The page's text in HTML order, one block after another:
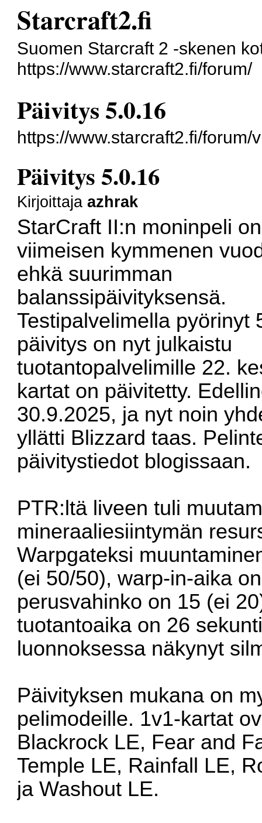
Starcraft2.fi
Suomen Starcraft 2 -skenen
https://www.starcraft2.fi/forum/
Päivitys 5.0.16
https://www.starcraft2.fi/
Päivitys 5.0.16
Kirjoittajaazhrak
StarCraft II:n moninpeli
viimeisen kymmenen
ehkä suurimman
balanssipäivityksensä.
Testipalvelimella pyörinyt
päivitys on nyt julkaistu
tuotantopalvelimille 22.
kartat on päivitetty.
30.9.2025, ja nyt noin
yllätti Blizzard taas.
päivitystiedot blogissaan.
PTR:ltä liveen tuli
mineraaliesiintymän
Warpgateksi
(ei 50/50), warp-in-aika
perusvahinko on 15 (ei
tuotantoaika on 26
luonnoksessa näkynyt
Päivityksen mukana on
pelimodeille. 1v1-kartat
Blackrock LE, Fear and
Temple LE, Rainfall LE,
ja Washout LE.